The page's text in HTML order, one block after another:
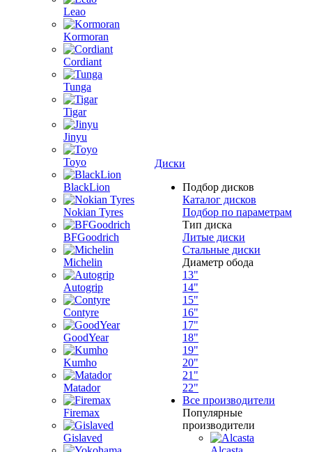
Leao
Kormoran
Cordiant
Tunga
Tigar
Jinyu
Toyo
BlackLion
Nokian Tyres
BFGoodrich
Michelin
Autogrip
Contyre
GoodYear
Kumho
Matador
Firemax
Gislaved
Диски
Подбор дисков
Каталог дисков
Подбор по параметрам
Тип диска
Литые диски
Стальные диски
Диаметр обода
13"
14"
15"
16"
17"
18"
19"
20"
21"
22"
Все производители
Популярные
производители